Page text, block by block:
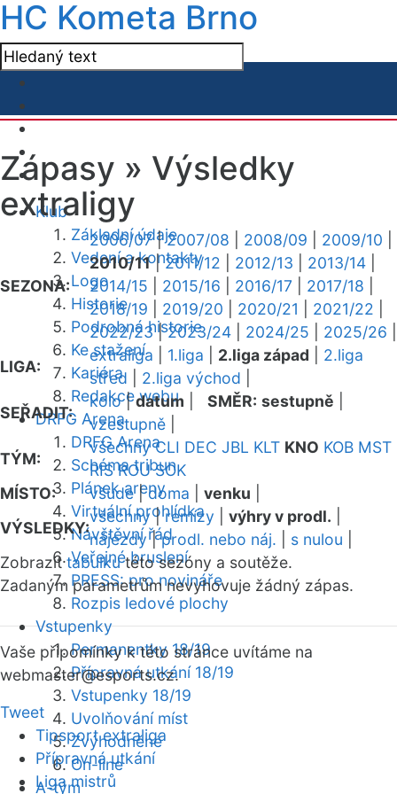
HC Kometa Brno
Klub
Základní údaje
Vedení a kontakty
Logo
Historie
Podrobná historie
Ke stažení
Kariéra
Redakce webu
DRFG Arena
DRFG Arena
Schéma tribun
Plánek areny
Virtuální prohlídka
Návštěvní řád
Veřejné bruslení
PRESS: pro novináře
Rozpis ledové plochy
Vstupenky
Permanentky 18/19
Přípravná utkání 18/19
Vstupenky 18/19
Uvolňování míst
Zvýhodněné
On-line
A-tým
Zápasy » Výsledky
extraligy
SEZONA:
2006/07|2007/08 2008/09 2009/10
2010/11|2011/12 2012/13 2013/14
2014/15
2015/16 2016/17 2017/18
2018/19
2019/20 2020/21 2021/22
2022/23|2023/24 2024/25 2025/26
LIGA:
extraliga 1.liga 2.liga západ
2.liga
střed
2.liga východ
SEŘADIT:
kolo|datum SMĚR: sestupně
vzestupně
TÝM:
všechny CLI DEC JBL KLT KNO KOB MST
RIS ROU SOK
MÍSTO:
všude|doma venku
VÝSLEDKY:
všechny|remízy výhry v prodl.
nájezdy|prodl. nebo náj. s nulou
Zobrazittabulkutéto sezóny a soutěže.
Zadaným parametrům nevyhovuje žádný zápas.
Vaše připomínky k této stránce uvítáme na
webmaster@esports.cz.
Tweet
Tipsport extraliga
Přípravná utkání
Liga mistrů